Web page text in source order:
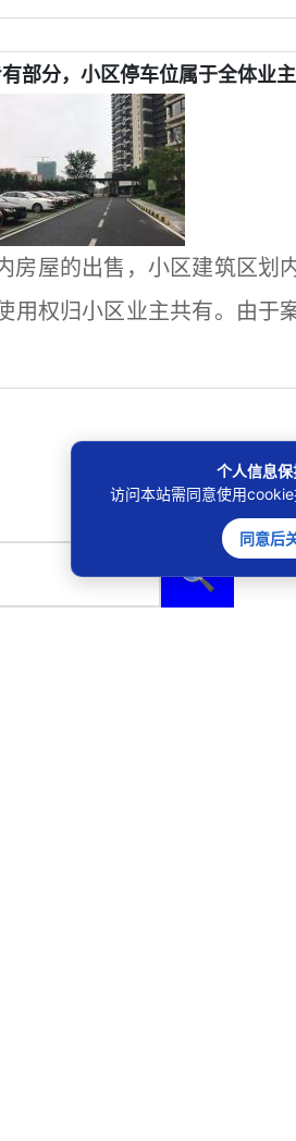
部分，小区停车位属于全体业
房屋的出售，小区建筑区划
用权归小区业主共有。由于
🔍
个人信息
访问本站需同意使用cookie
同意后